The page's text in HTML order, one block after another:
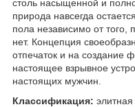
столь насыщенной и
природа навсегда
пола независимо от
нет. Концепция
отпечаток и на создание
настоящее взрывное
настоящих мужчин.
Классификация: элитная